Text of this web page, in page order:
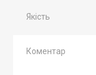
Якість